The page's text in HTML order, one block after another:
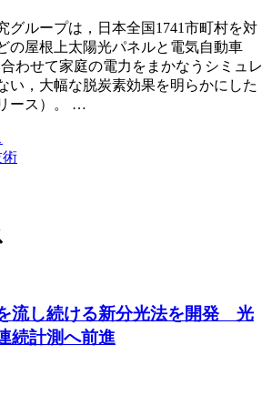
グループは，日本全国1741市町村を対
の屋根上太陽光パネルと電気自動車
合わせて家庭の電力をまかなうシミュレ
い，大幅な脱炭素効果を明らかにした
ース）。 …
術
流し続ける新分光法を開発 光
続計測へ前進